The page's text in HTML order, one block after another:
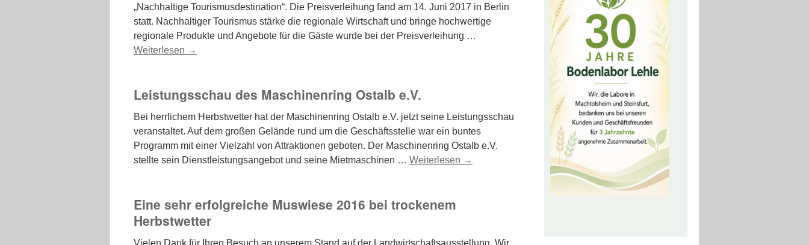
„Nachhaltige Tourismusdestination“. Die Preisverleihung fand am 14. Juni 2017 in Berlin
statt. Nachhaltiger Tourismus stärke die regionale Wirtschaft und bringe hochwertige
regionale Produkte und Angebote für die Gäste wurde bei der Preisverleihung …
Weiterlesen →
Leistungsschau des Maschinenring Ostalb e.V.
Bei herrlichem Herbstwetter hat der Maschinenring Ostalb e.V. jetzt seine Leistungsschau
veranstaltet. Auf dem großen Gelände rund um die Geschäftsstelle war ein buntes
Programm mit einer Vielzahl von Attraktionen geboten. Der Maschinenring Ostalb e.V.
stellte sein Dienstleistungsangebot und seine Mietmaschinen … Weiterlesen →
Eine sehr erfolgreiche Muswiese 2016 bei trockenem
Herbstwetter
Vielen Dank für Ihren Besuch an unserem Stand auf der Landwirtschaftsausstellung. Wir